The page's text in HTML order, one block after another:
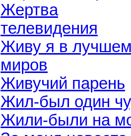
Жертва
телевидения
Живу я в
миров
Живучий парень
Жил-был один
Жили-были на